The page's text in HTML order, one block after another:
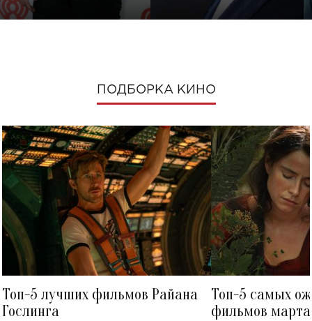
ПОДБОРКА КИНО
Топ-5 лучших фильмов Райана
Гослинга
Топ-5 самых
фильмов